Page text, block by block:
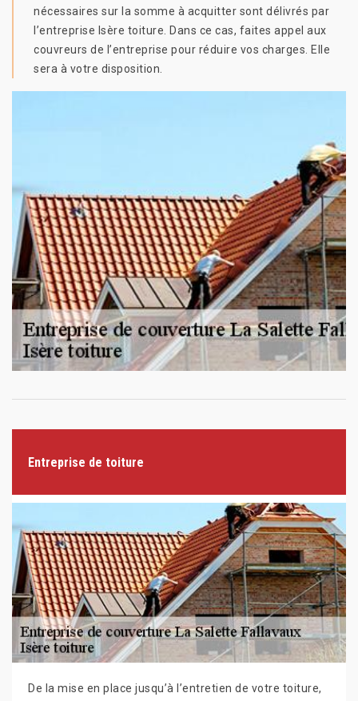
nécessaires sur la somme à acquitter sont délivrés par
l’entreprise Isère toiture. Dans ce cas, faites appel aux
couvreurs de l’entreprise pour réduire vos charges. Elle
sera à votre disposition.
Entreprise de toiture
De la mise en place jusqu’à l’entretien de votre toiture,